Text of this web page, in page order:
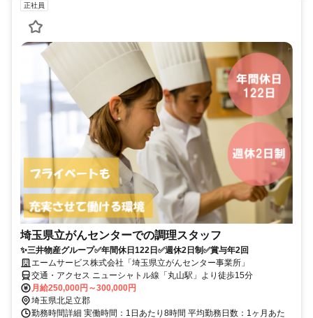
正社員
埼玉県立がんセンターでの調理スタッフ
✨三井物産グループ✅年間休日122日✅週休2日制✅賞与年2回
エームサービス株式会社「埼玉県立がんセンター事業所」
交通・アクセス ニューシャトル線「丸山駅」より徒歩15分
月給250,000円～300,000円
埼玉県北足立郡
勤務時間詳細 実働時間：1日あたり8時間 平均勤務日数：1ヶ月あた